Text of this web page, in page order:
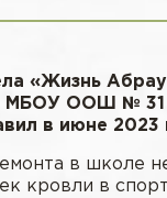
«Жизнь
МБОУ ООШ № 31
в июне
в школе
кровли в